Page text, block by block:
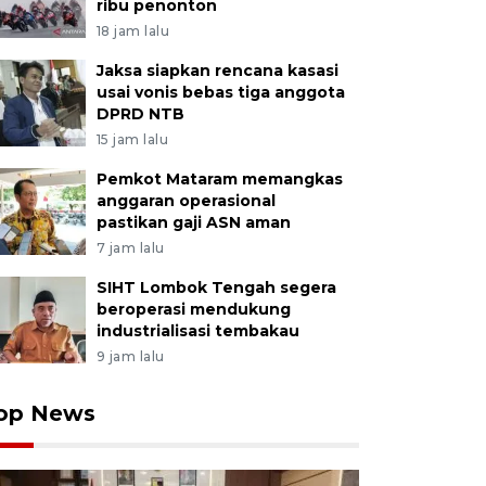
ribu penonton
18 jam lalu
Jaksa siapkan rencana kasasi
usai vonis bebas tiga anggota
DPRD NTB
15 jam lalu
Pemkot Mataram memangkas
anggaran operasional
pastikan gaji ASN aman
7 jam lalu
SIHT Lombok Tengah segera
beroperasi mendukung
industrialisasi tembakau
9 jam lalu
News